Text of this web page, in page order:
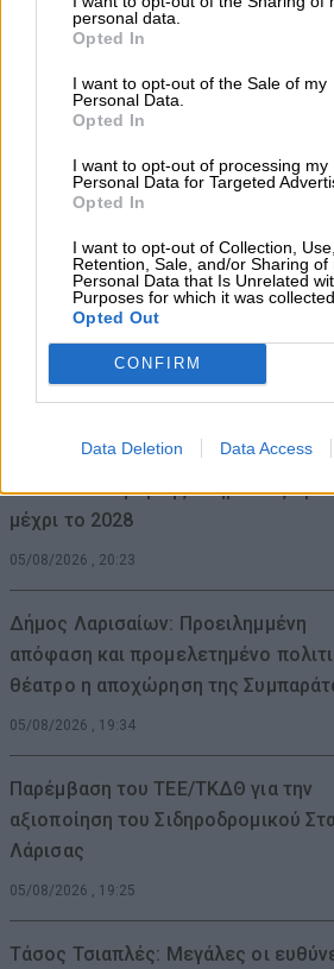
personal data.
Opted In
I want to opt-out of the Sale of my
Personal Data.
Opted In
I want to opt-out of processing my
Personal Data for Targeted
Opted In
I want to opt-out of Collection, Use,
Retention, Sale, and/or Sharing of
Personal Data that Is Unrelated
Purposes for which it was collected.
Opted Out
CONFIRM
Data Deletion Data Access
Φορτίζετε το κινητό όλη νύχτα; Τί
05/08/2026 , 21:57
Βραδιά παλιού, καλού ελληνικού
05/08/2026 , 20:52
Νέο μεσιτικό γραφείο ihomie –
ΛΑ.ΣΥ.: Η διοίκηση Μαμάκου
ιδιωτικοποίηση της υπηρεσίας
μέχρι το 2028
05/08/2026 , 20:23
Δήμος Λαρισαίων: Προειλημμένη
απόφαση και προμελετημένο
θέατρο η αποχώρηση της
05/08/2026 , 19:34
Παρέμβαση του ΤΕΕ/ΤΚΔΘ για την
αξιοποίηση του Σιδηροδρομικού
Λάρισας
05/08/2026 , 19:25
Τάσος Τσιαπλές: Μεγάλες οι